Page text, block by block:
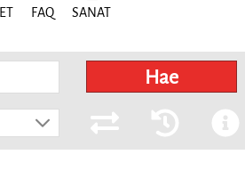
FAQ SANAT
Hae